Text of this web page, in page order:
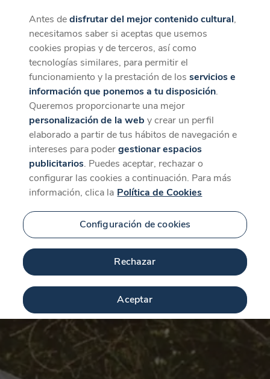
CaixaForum+
La mejor experiencia desde la App
Descargar
Antes dedisfrutar del mejor contenido cultural,
necesitamos saber si aceptas que usemos
cookies propias y de terceros, así como
tecnologías similares, para permitir el
funcionamiento y la prestación de losservicios e
información que ponemos a tu disposición.
Queremos proporcionarte una mejor
personalización de la web y crear un perfil
elaborado a partir de tus hábitos de navegación e
intereses para podergestionar espacios
publicitarios. Puedes aceptar, rechazar o
configurar las cookies a continuación. Para más
información, clica la Política de Cookies
Configuración de cookies
Rechazar
Aceptar